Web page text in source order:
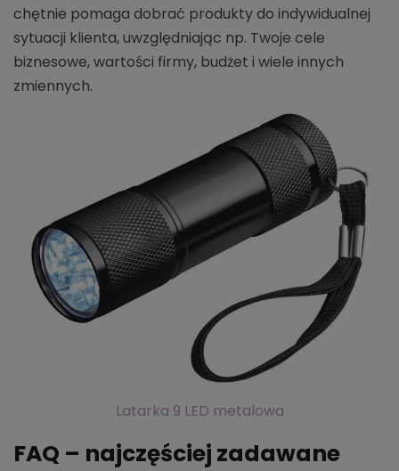
chętnie pomaga dobrać produkty do indywidualnej
sytuacji klienta, uwzględniając np. Twoje cele
biznesowe, wartości firmy, budżet i wiele innych
zmiennych.
Latarka 9 LED metalowa
FAQ – najczęściej zadawane